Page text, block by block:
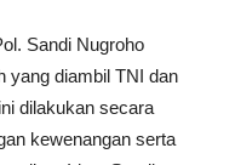
Sandi Nugroho
yang diambil TNI dan
dilakukan secara
kewenangan serta